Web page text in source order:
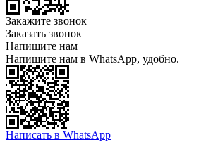
Закажите звонок
Заказать звонок
Напишите нам
Напишите нам в WhatsApp, удобно.
Написать в WhatsApp